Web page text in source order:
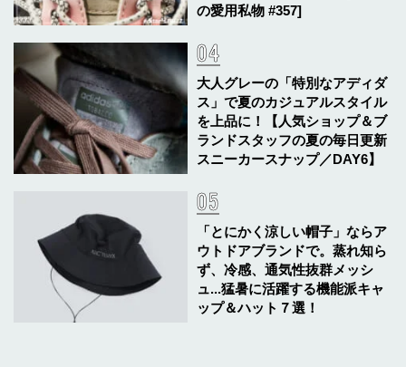
の愛用私物 #357]
大人グレーの「特別なアディダ
ス」で夏のカジュアルスタイル
を上品に！【人気ショップ＆ブ
ランドスタッフの夏の毎日更新
スニーカースナップ／DAY6】
「とにかく涼しい帽子」ならア
ウトドアブランドで。蒸れ知ら
ず、冷感、通気性抜群メッシ
ュ...猛暑に活躍する機能派キャ
ップ＆ハット７選！